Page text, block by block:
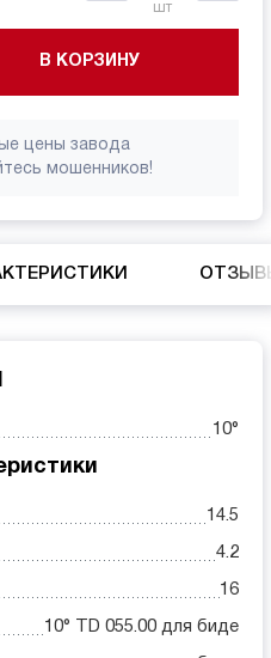
шт
В КОРЗИНУ
цены завода
мошенников!
10°
14.5
4.2
16
10° TD 055.00 для биде